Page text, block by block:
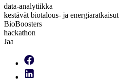
data-analytiikka
kestävät biotalous- ja energiaratkaisut
BioBoosters
hackathon
Jaa